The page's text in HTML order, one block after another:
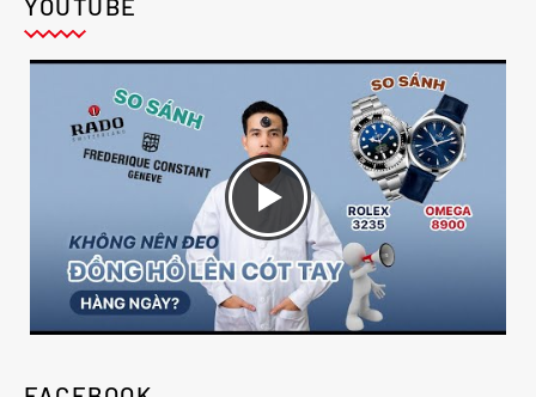
YOUTUBE